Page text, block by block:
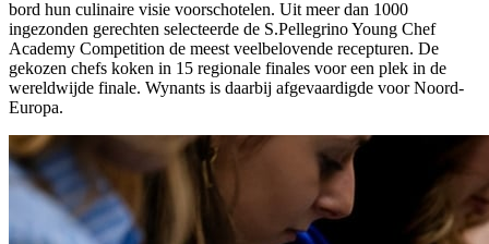
bord hun culinaire visie voorschotelen. Uit meer dan 1000
ingezonden gerechten selecteerde de S.Pellegrino Young Chef
Academy Competition de meest veelbelovende recepturen. De
gekozen chefs koken in 15 regionale finales voor een plek in de
wereldwijde finale. Wynants is daarbij afgevaardigde voor Noord-
Europa.